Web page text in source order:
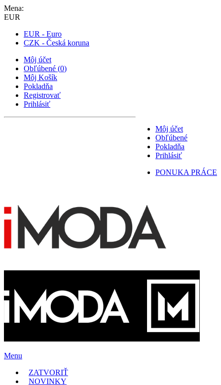
Mena:
EUR
EUR - Euro
CZK - Česká koruna
Môj účet
Obľúbené (0)
Môj Košík
Pokladňa
Registrovať
Prihlásiť
Môj účet
Obľúbené
Pokladňa
Prihlásiť
PONUKA PRÁCE
Menu
ZATVORIŤ
NOVINKY